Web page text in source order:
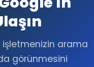
işletmenizin arama
görünmesini